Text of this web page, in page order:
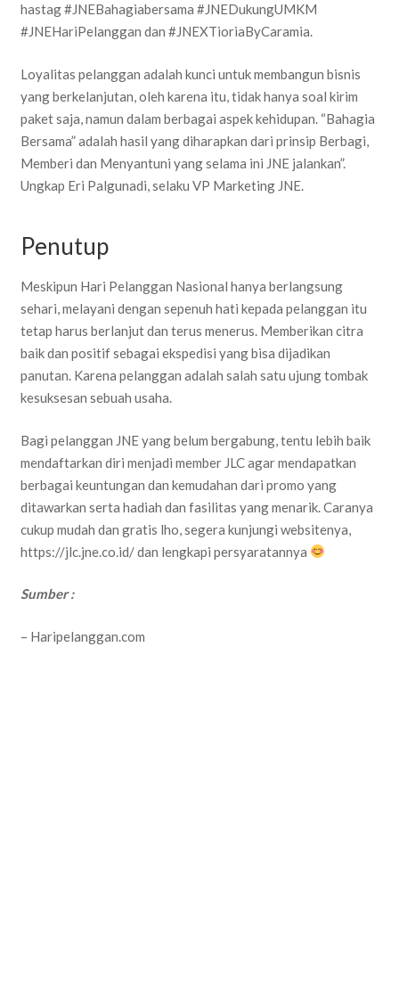
hastag #JNEBahagiabersama #JNEDukungUMKM
#JNEHariPelanggan dan #JNEXTioriaByCaramia.
Loyalitas pelanggan adalah kunci untuk membangun bisnis
yang berkelanjutan, oleh karena itu, tidak hanya soal kirim
paket saja, namun dalam berbagai aspek kehidupan. “Bahagia
Bersama” adalah hasil yang diharapkan dari prinsip Berbagi,
Memberi dan Menyantuni yang selama ini JNE jalankan”.
Ungkap Eri Palgunadi, selaku VP Marketing JNE.
Penutup
Meskipun Hari Pelanggan Nasional hanya berlangsung
sehari, melayani dengan sepenuh hati kepada pelanggan itu
tetap harus berlanjut dan terus menerus. Memberikan citra
baik dan positif sebagai ekspedisi yang bisa dijadikan
panutan. Karena pelanggan adalah salah satu ujung tombak
kesuksesan sebuah usaha.
Bagi pelanggan JNE yang belum bergabung, tentu lebih baik
mendaftarkan diri menjadi member JLC agar mendapatkan
berbagai keuntungan dan kemudahan dari promo yang
ditawarkan serta hadiah dan fasilitas yang menarik. Caranya
cukup mudah dan gratis lho, segera kunjungi websitenya,
https://jlc.jne.co.id/ dan lengkapi persyaratannya
Sumber :
– Haripelanggan.com